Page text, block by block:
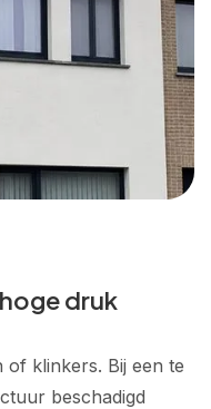
druk
of klinkers. Bij een te
beschadigd